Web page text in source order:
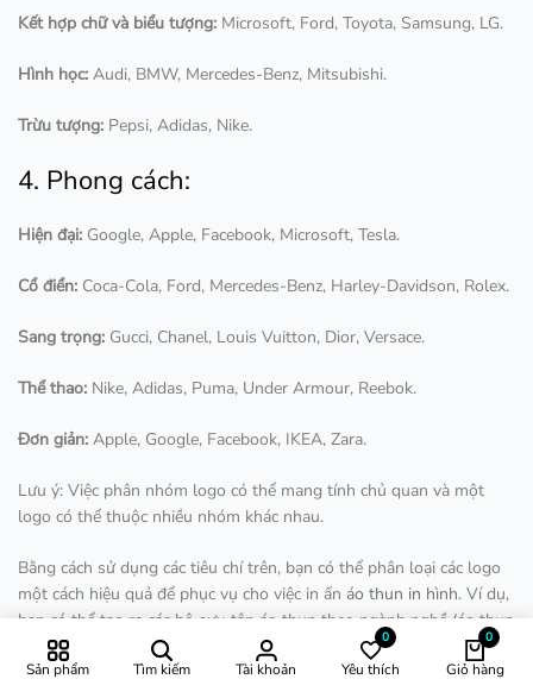
Kết hợp chữ và biểu tượng: Microsoft, Ford, Toyota, Samsung, LG.
Hình học: Audi, BMW, Mercedes-Benz, Mitsubishi.
Trừu tượng: Pepsi, Adidas, Nike.
4. Phong cách:
Hiện đại: Google, Apple, Facebook, Microsoft, Tesla.
Cổ điển: Coca-Cola, Ford, Mercedes-Benz, Harley-Davidson, Rolex.
Sang trọng: Gucci, Chanel, Louis Vuitton, Dior, Versace.
Thể thao: Nike, Adidas, Puma, Under Armour, Reebok.
Đơn giản: Apple, Google, Facebook, IKEA, Zara.
Lưu ý: Việc phân nhóm logo có thể mang tính chủ quan và một
logo có thể thuộc nhiều nhóm khác nhau.
Bằng cách sử dụng các tiêu chí trên, bạn có thể phân loại các logo
một cách hiệu quả để phục vụ cho việc in ấn áo thun in hình. Ví dụ,
bạn có thể tạo ra các bộ sưu tập áo thun theo ngành nghề (áo thun
công nghệ, áo thun thời trang…), theo màu sắc (áo thun đơn sắc,
áo thun đa sắc…), theo phong cách (áo thun hiện đại, áo thun cổ
Sản phẩm Tìm kiếm Tài khoản
0
Yêu thích
0
Giỏ hàng